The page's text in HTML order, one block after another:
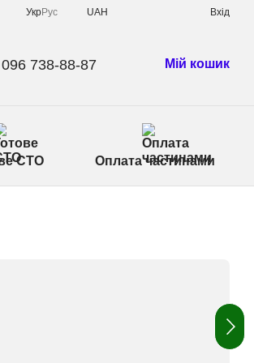
УкрРус UAH Вхід
096 738-88-87 Мій кошик
СТО Оплата частинами